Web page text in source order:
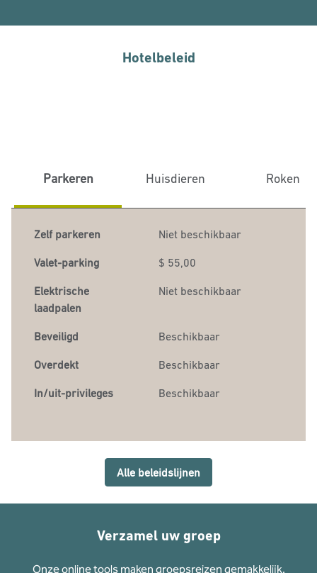
Hotelbeleid
Parkeren Huisdieren Roken
Zelf parkeren Niet beschikbaar
Valet-parking $ 55,00
Elektrische
laadpalen
Niet beschikbaar
Beveiligd Beschikbaar
Overdekt Beschikbaar
In/uit-privileges Beschikbaar
Alle beleidslijnen
Verzamel uw groep
Onze online tools maken groepsreizen gemakkelijk.